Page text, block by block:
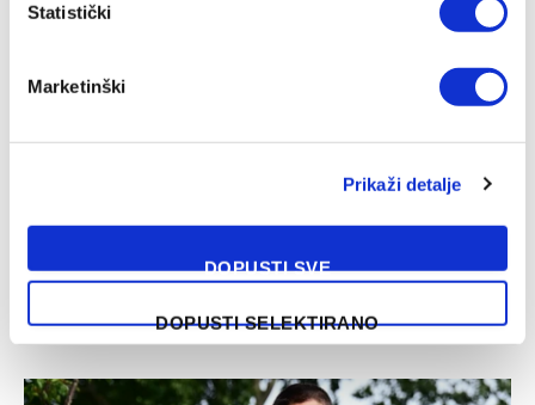
Statistički
Marketinški
Prikaži detalje
DOPUSTI SVE
DOPUSTI SELEKTIRANO
Određene početne postave za meč Borac – Vitebsk u